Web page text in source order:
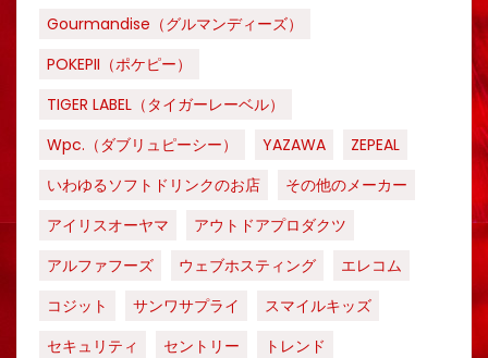
Gourmandise（グルマンディーズ）
POKEPII（ポケピー）
TIGER LABEL（タイガーレーベル）
Wpc.（ダブリュピーシー）
YAZAWA
ZEPEAL
いわゆるソフトドリンクのお店
その他のメーカー
アイリスオーヤマ
アウトドアプロダクツ
アルファフーズ
ウェブホスティング
エレコム
コジット
サンワサプライ
スマイルキッズ
セキュリティ
セントリー
トレンド